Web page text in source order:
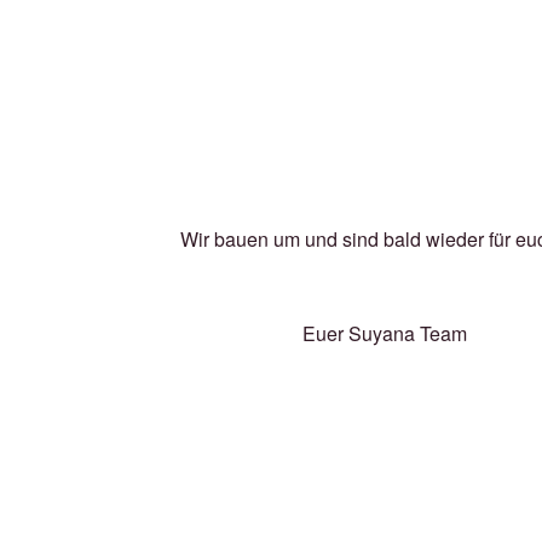
Wir bauen um und sind bald wieder für
Euer Suyana Team